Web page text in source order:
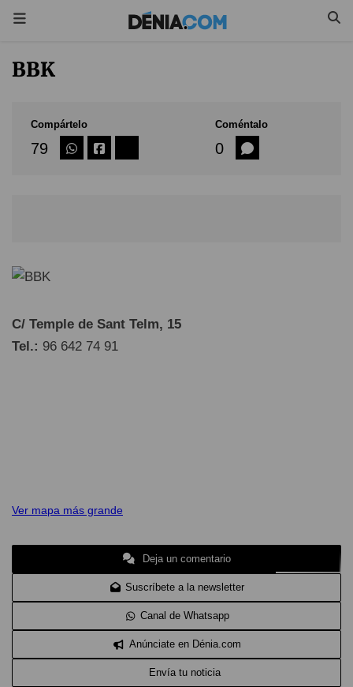
BBK
Compártelo
79
Coméntalo
0
C/ Temple de Sant Telm, 15
Tel.: 96 642 74 91
Ver mapa más grande
Deja un comentario
Suscríbete a la newsletter
Canal de Whatsapp
Anúnciate en Dénia.com
Envía tu noticia